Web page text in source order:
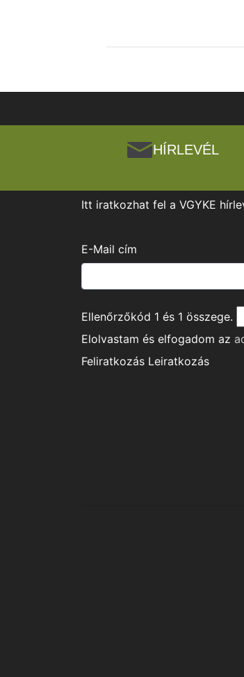
HÍRLEVÉL
Itt iratkozhat fel a VGYKE
E-Mail cím
Ellenőrzőkód 1 és 1 összege.
Elolvastam és elfogadom az
Feliratkozás Leiratkozás